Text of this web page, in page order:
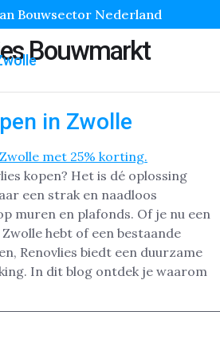
Bouwsector Nederland
Bouwmarkt
in Zwolle
kopen? Het is dé oplossing
een strak en naadloos
muren en plafonds. Of je nu een
hebt of een bestaande
Renovlies biedt een duurzame
In dit blog ontdek je waarom